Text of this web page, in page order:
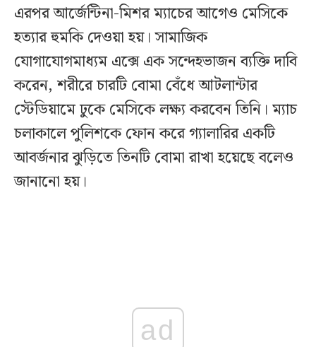
এরপর আর্জেন্টিনা-মিশর ম্যাচের আগেও মেসিকে
হত্যার হুমকি দেওয়া হয়। সামাজিক
যোগাযোগমাধ্যম এক্সে এক সন্দেহভাজন ব্যক্তি দাবি
করেন, শরীরে চারটি বোমা বেঁধে আটলান্টার
স্টেডিয়ামে ঢুকে মেসিকে লক্ষ্য করবেন তিনি। ম্যাচ
চলাকালে পুলিশকে ফোন করে গ্যালারির একটি
আবর্জনার ঝুড়িতে তিনটি বোমা রাখা হয়েছে বলেও
জানানো হয়।
ad